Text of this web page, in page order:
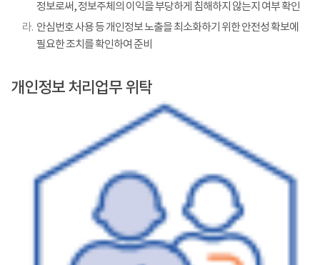
정보로써, 정보주체의 이익을 부당하게 침해하지 않는지 여부 확인
라. 안심번호 사용 등 개인정보 노출을 최소화하기 위한 안전성 확보에
필요한 조치를 확인하여 준비
개인정보 처리업무 위탁